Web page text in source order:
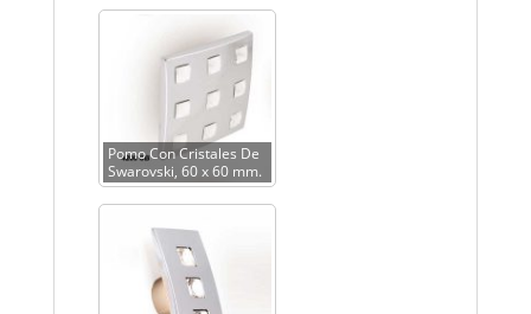
Pomo Con Cristales De
Swarovski, 60 x 60 mm.